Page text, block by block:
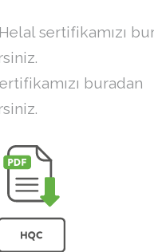
sertifikamızı
buradan